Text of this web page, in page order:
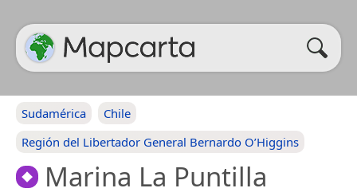
Sudamérica
Chile
Región del Libertador General Bernardo O’Higgins
Marina La Puntilla